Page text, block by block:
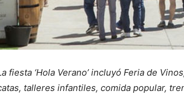
fiesta ‘Hola Verano’ incluyó Feria de
talleres infantiles, comida popular,